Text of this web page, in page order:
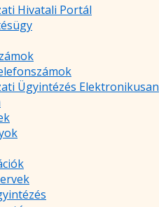
Hivatali Portál
Ügyintézés Elektronikusan